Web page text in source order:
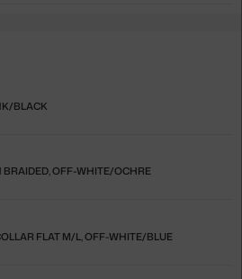
BLACK
BRAIDED, OFF-WHITE/OCHRE
FLAT M/L, OFF-WHITE/BLUE